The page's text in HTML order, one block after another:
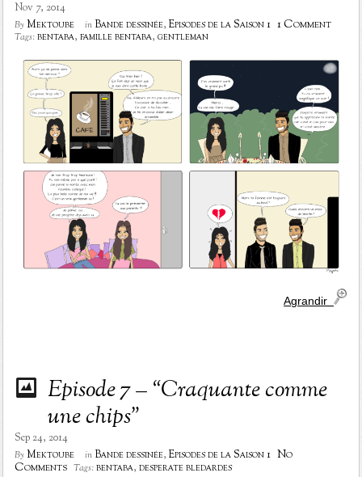
Nov 7, 2014
ByMektoube in Bande dessinée, Episodes de la Saison 1 1 Comment
Tags:bentaba, famille bentaba, gentleman
Agrandir
Episode 7 – “Craquante comme
une chips”
Sep 24, 2014
ByMektoube in Bande dessinée, Episodes de la Saison 1 No
Comments Tags:bentaba, desperate bledardes